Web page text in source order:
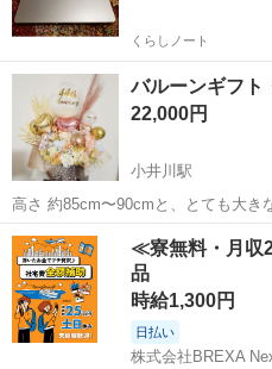
くらしノート
バルーンギフト
22,000円
小井川駅
高さ 約85cm〜90cmと、とても大き
ドで、綺麗で華やかに♡ 高級感たっ
ン(透明バルーン)にはホワイトの羽
い・誕生日・発表会・...
山梨 南アルプス市 小井川駅
≪寮無料・月収
品
時給1,300円
日払い
株式会社BREXA